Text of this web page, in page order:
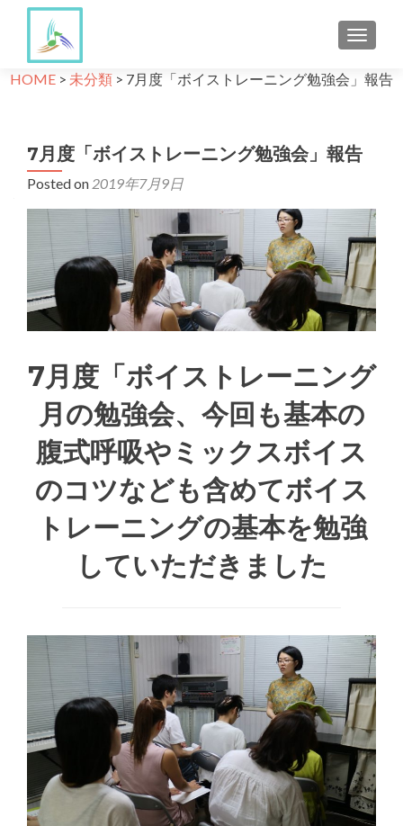
HOME > 未分類 > 7月度「ボイストレーニング勉強会」報告
7月度「ボイストレーニング勉強会」報告
Posted on 2019年7月9日
7月度「ボイストレーニング
月の勉強会、今回も基本の
腹式呼吸やミックスボイス
のコツなども含めてボイス
トレーニングの基本を勉強
していただきました